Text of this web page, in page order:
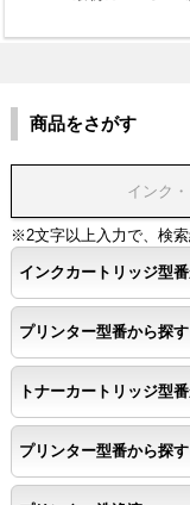
商品をさがす
※2文字以上入力で、検
インクカートリッジ型
プリンター型番から探
トナーカートリッジ型
プリンター型番から探す